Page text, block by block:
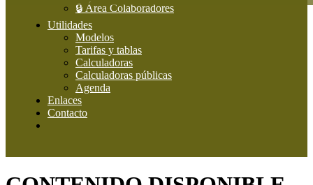
🔒 Área Colaboradores
Utilidades
Modelos
Tarifas y tablas
Calculadoras
Calculadoras públicas
Agenda
Enlaces
Contacto